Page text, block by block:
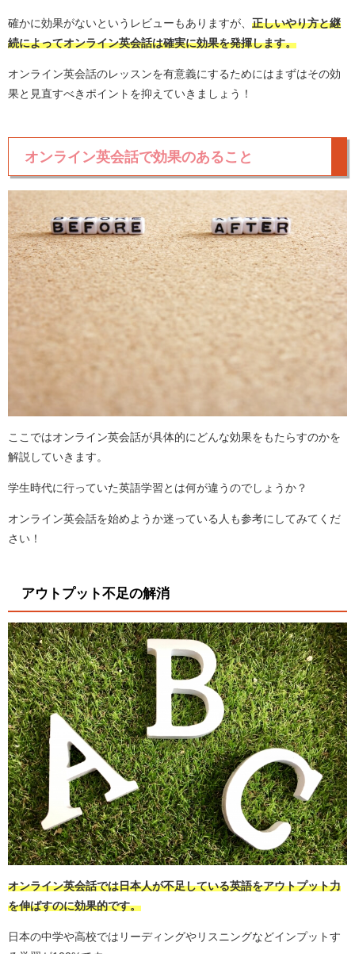
確かに効果がないというレビューもありますが、 正しいやり方と継
続によってオンライン英会話は確実に効果を発揮します。
オンライン英会話のレッスンを有意義にするためにはまずはその効
果と見直すべきポイントを抑えていきましょう！
オンライン英会話で効果のあること
ここではオンライン英会話が具体的にどんな効果をもたらすのかを
解説していきます。
学生時代に行っていた英語学習とは何が違うのでしょうか？
オンライン英会話を始めようか迷っている人も参考にしてみてくだ
さい！
アウトプット不足の解消
オンライン英会話では日本人が不足している英語をアウトプット力
を伸ばすのに効果的です。
日本の中学や高校ではリーディングやリスニングなどインプットす